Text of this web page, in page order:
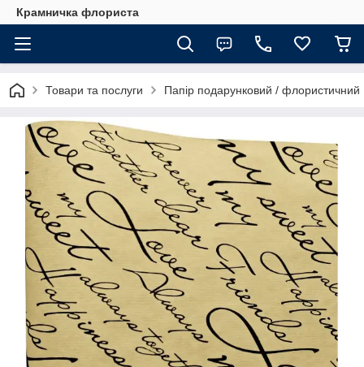
Крамничка флориста
Товари та послуги Папір подарунковий / флористичний